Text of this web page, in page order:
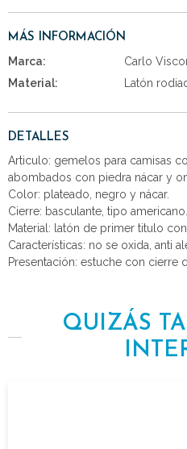
MÁS INFORMACIÓN
Marca:
Carlo
Material:
Latón
DETALLES
Articulo: gemelos para camisas
abombados con piedra nácar y
Color: plateado, negro y nácar.
Cierre: basculante, tipo americano.
Material: latón de primer titulo
Características: no se oxida, anti
Presentación: estuche con cierre
QUIZÁS